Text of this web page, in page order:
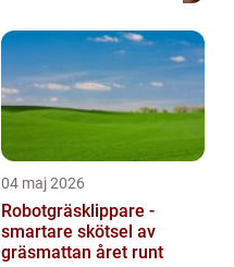
04 maj 2026
Robotgräsklippare -
smartare skötsel av
gräsmattan året runt